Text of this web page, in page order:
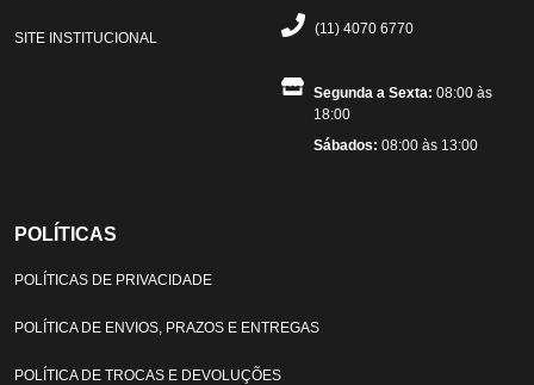
SITE INSTITUCIONAL
(11) 4070 6770
Segunda a Sexta: 08:00 às
18:00
Sábados: 08:00 às 13:00
POLÍTICAS
POLÍTICAS DE PRIVACIDADE
POLÍTICA DE ENVIOS, PRAZOS E ENTREGAS
POLÍTICA DE TROCAS E DEVOLUÇÕES